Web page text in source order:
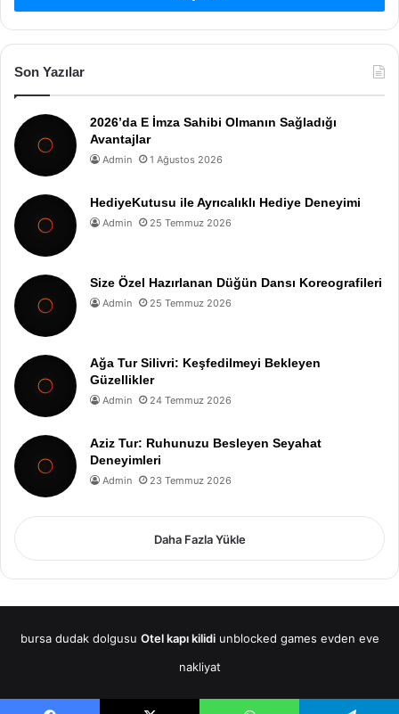
Son Yazılar
2026’da E İmza Sahibi Olmanın Sağladığı
Avantajlar
Admin 1 Ağustos 2026
HediyeKutusu ile Ayrıcalıklı Hediye Deneyimi
Admin 25 Temmuz 2026
Size Özel Hazırlanan Düğün Dansı Koreografileri
Admin 25 Temmuz 2026
Ağa Tur Silivri: Keşfedilmeyi Bekleyen
Güzellikler
Admin 24 Temmuz 2026
Aziz Tur: Ruhunuzu Besleyen Seyahat
Deneyimleri
Admin 23 Temmuz 2026
Daha Fazla Yükle
bursa dudak dolgusu Otel kapı kilidi unblocked games evden eve
nakliyat